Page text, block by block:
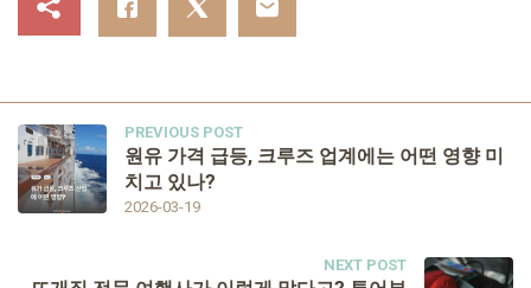
PREVIOUS POST
2026-03-19
원유 가격 급등, 크루즈 업계에는 어떤 영향 미
치고 있나?
NEXT POST